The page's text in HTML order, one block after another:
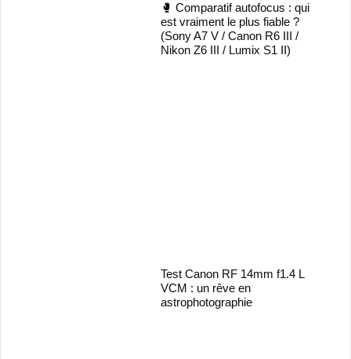
🥊 Comparatif autofocus : qui
est vraiment le plus fiable ?
(Sony A7 V / Canon R6 III /
Nikon Z6 III / Lumix S1 II)
Test Canon RF 14mm f1.4 L
VCM : un rêve en
astrophotographie